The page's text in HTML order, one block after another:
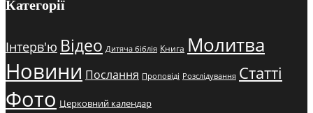
Категорії
Інтерв'ю Відео Дитяча біблія Книга Молитва
Новини Послання Проповіді Розслідування Статті
Фото Церковний календар